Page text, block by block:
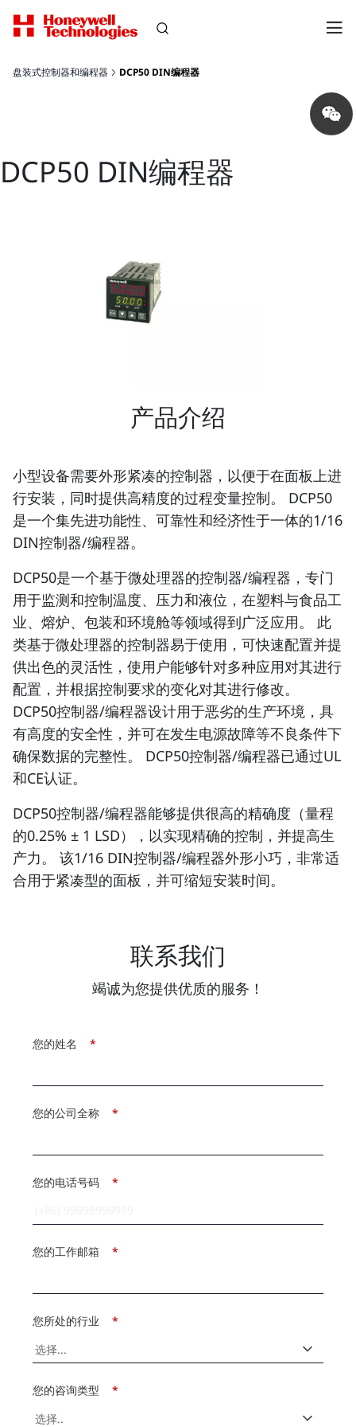
盘装式控制器和编程器 DCP50 DIN编程器
Share
on
wechat
DCP50 DIN编程器
产品介绍
小型设备需要外形紧凑的控制器，以便于在面板上进
行安装，同时提供高精度的过程变量控制。 DCP50
是一个集先进功能性、可靠性和经济性于一体的1/16
DIN控制器/编程器。
DCP50是一个基于微处理器的控制器/编程器，专门
用于监测和控制温度、压力和液位，在塑料与食品工
业、熔炉、包装和环境舱等领域得到广泛应用。 此
类基于微处理器的控制器易于使用，可快速配置并提
供出色的灵活性，使用户能够针对多种应用对其进行
配置，并根据控制要求的变化对其进行修改。
DCP50控制器/编程器设计用于恶劣的生产环境，具
有高度的安全性，并可在发生电源故障等不良条件下
确保数据的完整性。 DCP50控制器/编程器已通过UL
和CE认证。
DCP50控制器/编程器能够提供很高的精确度（量程
的0.25% ± 1 LSD），以实现精确的控制，并提高生
产力。 该1/16 DIN控制器/编程器外形小巧，非常适
合用于紧凑型的面板，并可缩短安装时间。
联系我们
竭诚为您提供优质的服务！
*
您的姓名
*
您的公司全称
*
您的电话号码
*
您的工作邮箱
*
您所处的行业
*
您的咨询类型